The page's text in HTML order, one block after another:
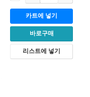
카트에 넣기
바로구매
리스트에 넣기